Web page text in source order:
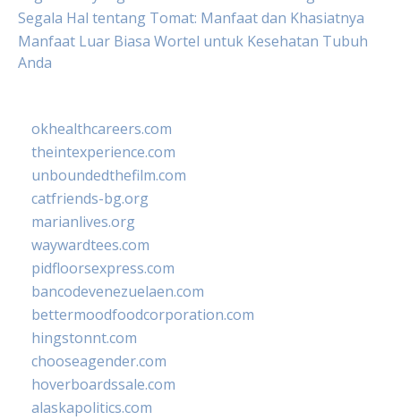
Segala Hal tentang Tomat: Manfaat dan Khasiatnya
Manfaat Luar Biasa Wortel untuk Kesehatan Tubuh
Anda
okhealthcareers.com
theintexperience.com
unboundedthefilm.com
catfriends-bg.org
marianlives.org
waywardtees.com
pidfloorsexpress.com
bancodevenezuelaen.com
bettermoodfoodcorporation.com
hingstonnt.com
chooseagender.com
hoverboardssale.com
alaskapolitics.com